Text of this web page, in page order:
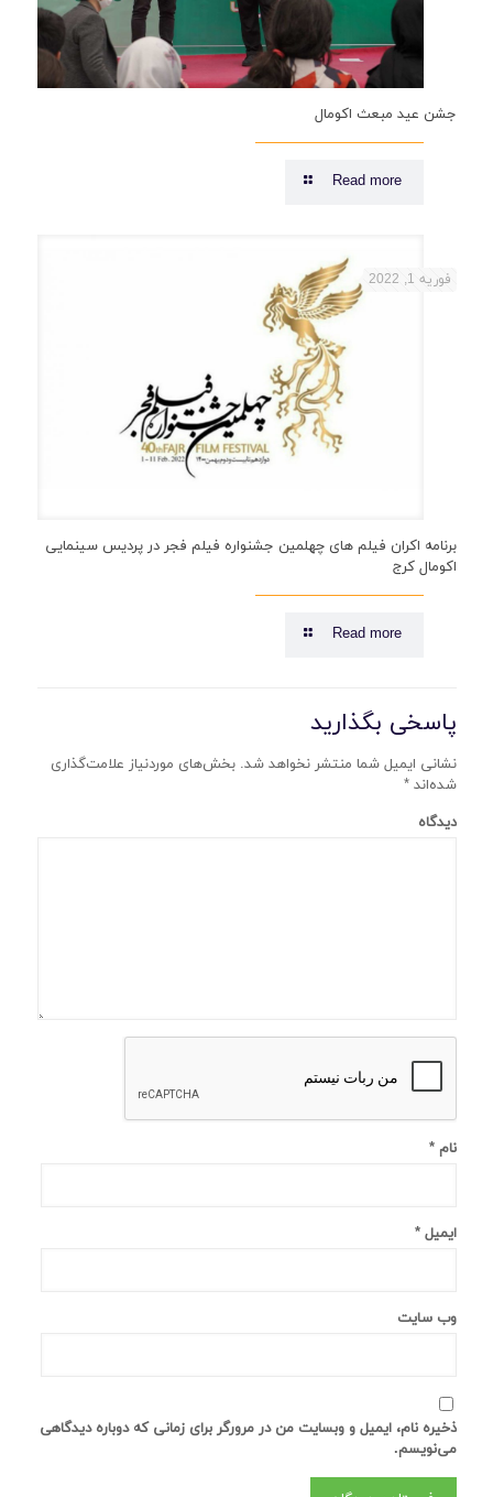
جشن عید مبعث اکومال
Read more
فوریه 1, 2022
برنامه اکران فیلم های چهلمین جشنواره فیلم فجر در پردیس سینمایی
اکومال کرج
Read more
پاسخی بگذارید
نشانی ایمیل شما منتشر نخواهد شد. بخش‌های موردنیاز علامت‌گذاری
شده‌اند*
دیدگاه
نام*
ایمیل*
وب‌ سایت
ذخیره نام، ایمیل و وبسایت من در مرورگر برای زمانی که دوباره دیدگاهی
می‌نویسم.